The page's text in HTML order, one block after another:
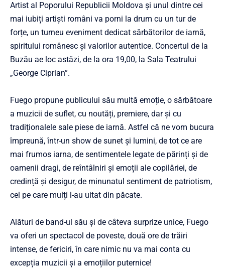
Artist al Poporului Republicii Moldova și unul dintre cei
mai iubiți artiști români va porni la drum cu un tur de
forțe, un turneu eveniment dedicat sărbătorilor de iarnă,
spiritului românesc și valorilor autentice. Concertul de la
Buzău ae loc astăzi, de la ora 19,00, la Sala Teatrului
„George Ciprian”.
Fuego propune publicului său multă emoție, o sărbătoare
a muzicii de suflet, cu noutăți, premiere, dar și cu
tradiționalele sale piese de iarnă. Astfel că ne vom bucura
împreună, într-un show de sunet și lumini, de tot ce are
mai frumos iarna, de sentimentele legate de părinți și de
oamenii dragi, de reîntâlniri și emoții ale copilăriei, de
credință și desigur, de minunatul sentiment de patriotism,
cel pe care mulți l-au uitat din păcate.
Alături de band-ul său și de câteva surprize unice, Fuego
va oferi un spectacol de poveste, două ore de trăiri
intense, de fericiri, în care nimic nu va mai conta cu
excepția muzicii și a emoțiilor puternice!